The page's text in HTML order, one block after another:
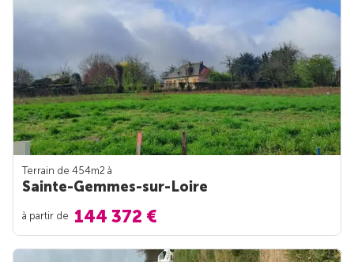
Terrain de 454m2 à
Sainte-Gemmes-sur-Loire
à partir de 144 372 €